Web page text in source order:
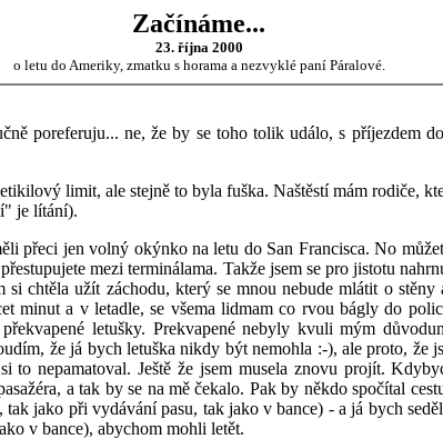
Začínáme...
23. října 2000
o letu do Ameriky, zmatku s horama a nezvyklé paní Páralové.
poreferuju... ne, že by se toho tolik událo, s
limit, ale stejně to byla fuška. Naštěstí mám rodiče,
je lítání).
přeci jen volný okýnko na letu do San Francisca. No
mezi terminálama. Takže jsem se pro jistotu
chtěla užít záchodu, který se mnou nebude mlátit o
minut a v letadle, se všema lidmam co rvou bágly do
letušky. Prekvapené nebyly kvuli mým
že já bych letuška nikdy být nemohla :-), ale proto,
to nepamatoval. Ještě že jsem musela znovu projít.
a tak by se na mě čekalo. Pak by někdo spočítal
jako při vydávání pasu, tak jako v bance) - a já bych
v bance), abychom mohli letět.